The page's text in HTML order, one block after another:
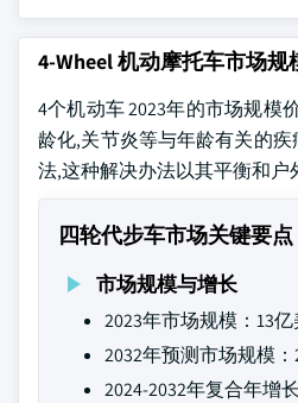
4-Wheel 机动摩托车市场规
4个机动车 2023年的市场规模
龄化,关节炎等与年龄有关的
法,这种解决办法以其平衡和户
四轮代步车市场关键要点
市场规模与增长
2023年市场规模：13
2032年预测市场规模
2024-2032年复合年增